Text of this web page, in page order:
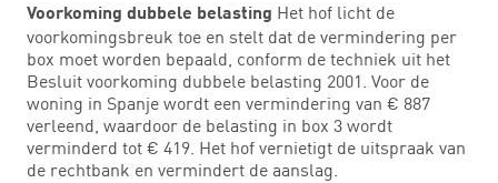
Voorkoming dubbele belasting Het hof licht de
voorkomingsbreuk toe en stelt dat de vermindering per
box moet worden bepaald, conform de techniek uit het
Besluit voorkoming dubbele belasting 2001. Voor de
woning in Spanje wordt een vermindering van € 887
verleend, waardoor de belasting in box 3 wordt
verminderd tot € 419. Het hof vernietigt de uitspraak van
de rechtbank en vermindert de aanslag.